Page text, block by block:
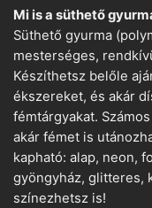
Mi is a süthető
Süthető gyurma
mesterséges,
Készíthetsz belőle
ékszereket, és akár
fémtárgyakat.
akár fémet is
kapható: alap, neon,
gyöngyház, glitteres,
színezhetsz is!